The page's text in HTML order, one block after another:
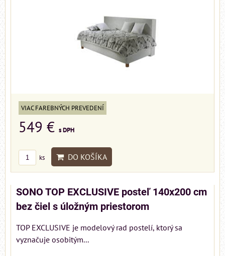
VIAC FAREBNÝCH PREVEDENÍ
549 € s DPH
ks DO KOŠÍKA
SONO TOP EXCLUSIVE posteľ 140x200 cm
bez čiel s úložným priestorom
TOP EXCLUSIVE je modelový rad postelí, ktorý sa
vyznačuje osobitým...